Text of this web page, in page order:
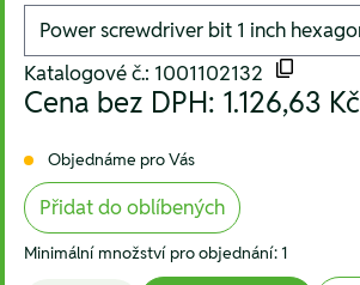
Katalogové č.: 1001102132
Cena bez DPH: 1.126,63 Kč
Objednáme pro Vás
Přidat do oblíbených
Minimální množství pro objednání: 1